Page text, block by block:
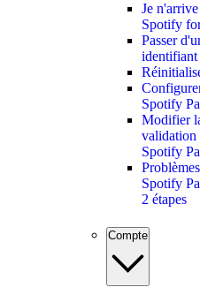
Je
Spotify
Passer
Spotify
Modifier
validation
Spotify
Spotify
2 étapes
Compte